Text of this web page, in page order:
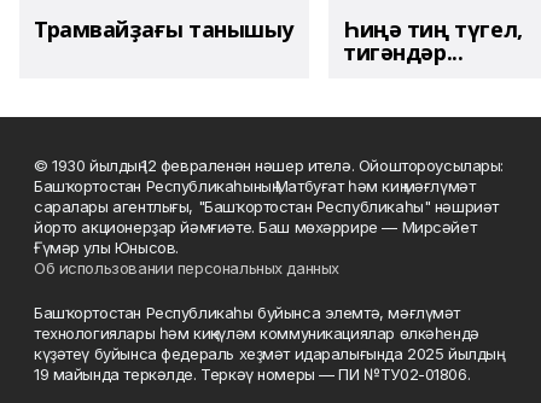
Трамвайҙағы танышыу Һиңә тиң түгел,
тигәндәр...
© 1930 йылдың 12 февраленән нәшер ителә. Ойоштороусылары:
Башҡортостан Республикаһының Матбуғат һәм киң мәғлүмәт
саралары агентлығы, "Башҡортостан Республикаһы" нәшриәт
йорто акционерҙар йәмғиәте. Баш мөхәррире — Мирсәйет
Ғүмәр улы Юнысов.
Об использовании персональных данных
Башҡортостан Республикаһы буйынса элемтә, мәғлүмәт
технологиялары һәм киңкүләм коммуникациялар өлкәһендә
күҙәтеү буйынса федераль хеҙмәт идаралығында 2025 йылдың
19 майында теркәлде. Теркәү номеры — ПИ №ТУ02-01806.